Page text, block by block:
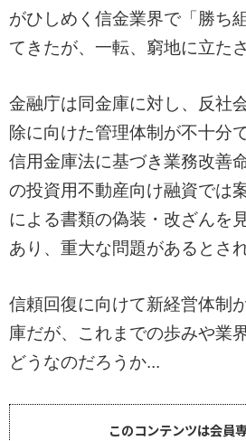
がひしめく信金業界で「勝ち
てきたが、一転、窮地に立た
金融庁は同金庫に対し、反社
除に向けた管理体制が不十分
信用金庫法に基づき業務改善
の投資用不動産向け融資では
による書類の偽装・改ざんを
あり、重大な問題があるとされ
信頼回復に向けて新経営体制
庫だが、これまでの歩みや業
どうなのだろうか...
このコンテンツは会員専